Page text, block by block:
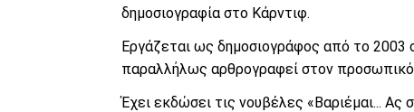
δημοσιογραφία στο Κάρντιφ.
Εργάζεται ως δημοσιογράφος από το 2003
παραλλήλως αρθρογραφεί στον
Έχει εκδώσει τις νουβέλες «Βαριέμαι...